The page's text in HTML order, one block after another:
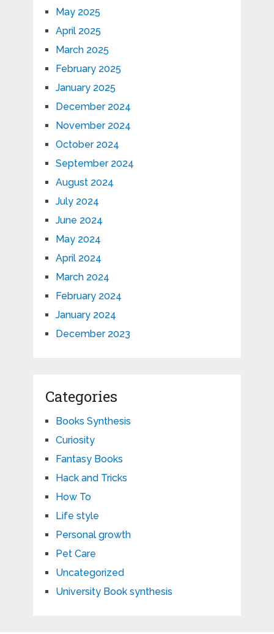
May 2025
April 2025
March 2025
February 2025
January 2025
December 2024
November 2024
October 2024
September 2024
August 2024
July 2024
June 2024
May 2024
April 2024
March 2024
February 2024
January 2024
December 2023
Categories
Books Synthesis
Curiosity
Fantasy Books
Hack and Tricks
How To
Life style
Personal growth
Pet Care
Uncategorized
University Book synthesis